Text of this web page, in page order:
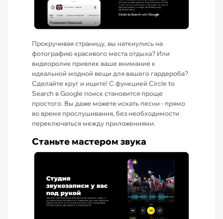
Прокручивая страницу, вы наткнулись на
фотографию красивого места отдыха? Или
видеоролик привлек ваше внимание к
идеальной модной вещи для вашего гардероба?
Сделайте круг и ищите! С функцией Circle to
Search в Google поиск становится проще
простого. Вы даже можете искать песни - прямо
во время прослушивания, без необходимости
переключаться между приложениями.
Станьте мастером звука